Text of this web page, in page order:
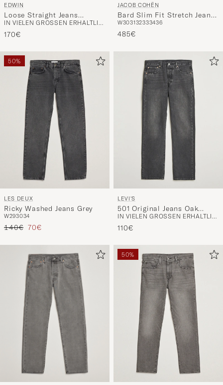
EDWIN
Loose Straight Jeans
Washed Grey
IN VIELEN GRÖSSEN ERHÄLTLICH
170€
JACOB COHËN
Bard Slim Fit Stretch Jeans
Light Grey
W303132333436
485€
50%
LES DEUX
Ricky Washed Jeans Grey
W293034
Regulärer Preis
140€ Reduzierter Preis
70€
LEVI'S
501 Original Jeans Oak
Nights
IN VIELEN GRÖSSEN ERHÄLTLICH
110€
50%